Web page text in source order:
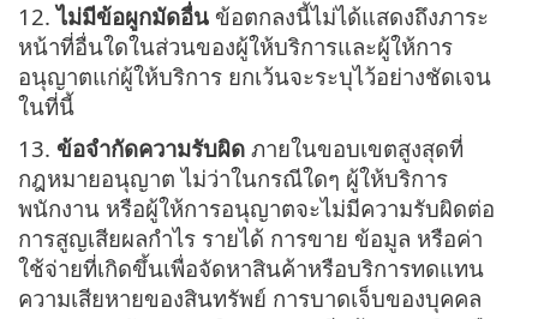
12.ไม่มีข้อผูกมัดอื่น ข้อตกลงนี้ไม่ได้แสดงถึงภาระ
หน้าที่อื่นใดในส่วนของผู้ให้บริการและผู้ให้การ
อนุญาตแก่ผู้ให้บริการ ยกเว้นจะระบุไว้อย่างชัดเจน
ในที่นี้
13. ข้อจำกัดความรับผิด ภายในขอบเขตสูงสุดที่
กฎหมายอนุญาต ไม่ว่าในกรณีใดๆ ผู้ให้บริการ
พนักงาน หรือผู้ให้การอนุญาตจะไม่มีความรับผิดต่อ
การสูญเสียผลกำไร รายได้ การขาย ข้อมูล หรือค่า
ใช้จ่ายที่เกิดขึ้นเพื่อจัดหาสินค้าหรือบริการทดแทน
ความเสียหายของสินทรัพย์ การบาดเจ็บของบุคคล